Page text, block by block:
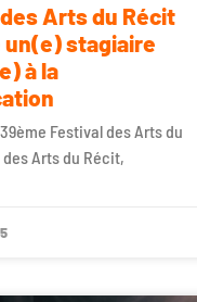
Arts du Récit
stagiaire
à la
Festival des Arts du
Arts du Récit,